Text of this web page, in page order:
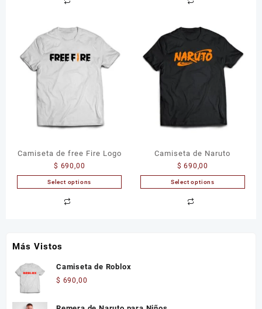
Camiseta de free Fire Logo
$ 690,00
Select options
Camiseta de Naruto
$ 690,00
Select options
Más Vistos
Camiseta de Roblox
$ 690,00